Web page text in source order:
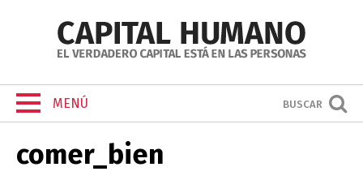
MENÚ BUSCAR
comer_bien